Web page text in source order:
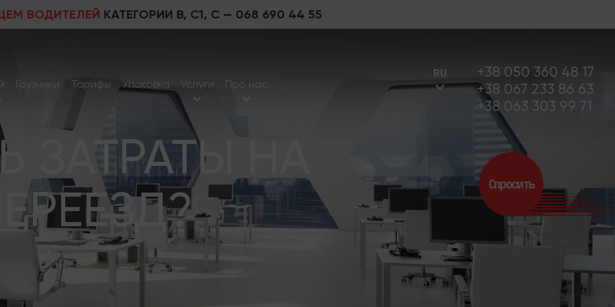
ВОДИТЕЛЕЙ КАТЕГОРИИ В, С1, С — 068 690 44 55
Грузчики Тарифы Упаковка Услуги Про нас
RU
RU
+38 050 360 48 17
+38 067 233 86 63
+38 063 303 99 71
Спросить
ЗАТРАТЫ НА